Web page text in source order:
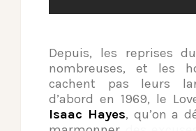
Depuis, les reprises
nombreuses, et les
cachent pas leurs
d’abord en 1969, le
Isaac Hayes, qu’on a